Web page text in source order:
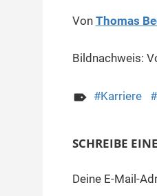
Von Thomas
Bildnachweis:
Karriere
SCHREIBE
Deine E-Mail-